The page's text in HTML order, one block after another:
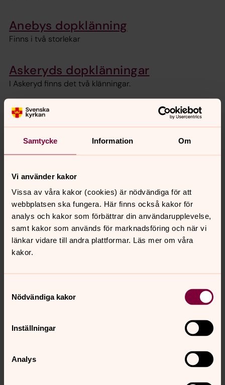
Samtycke Information Om
Vi använder kakor
Vissa av våra kakor (cookies) är nödvändiga för att
webbplatsen ska fungera. Här finns också kakor för
analys och kakor som förbättrar din användarupplevelse,
samt kakor som används för marknadsföring och när vi
länkar vidare till andra plattformar. Läs mer om våra
kakor.
Nödvändiga kakor
Inställningar
Analys
Anebys dopklänning
Finns i två storlekar
Askeryds dopklänningar
I Askeryd finns det två klänningar.
Bälaryds dopklänning
Frinnaryds dopklänning
Lommaryd, Hauridas & Viredas
dopklänningar
Dessa kyrkor har varsina klänningar som ser likadana ut.
Marbäcks dopklänningar
två likadana av.
Senast ändrad 4 april 2018
Synpunkter eller frågor på sidans
aneby.pastorat@svenskakyrkan.se